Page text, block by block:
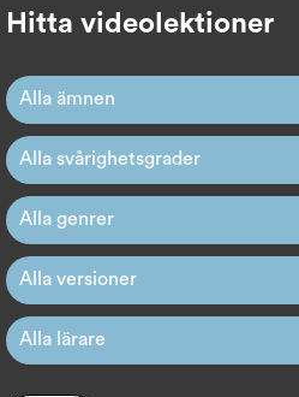
Hitta videolektioner